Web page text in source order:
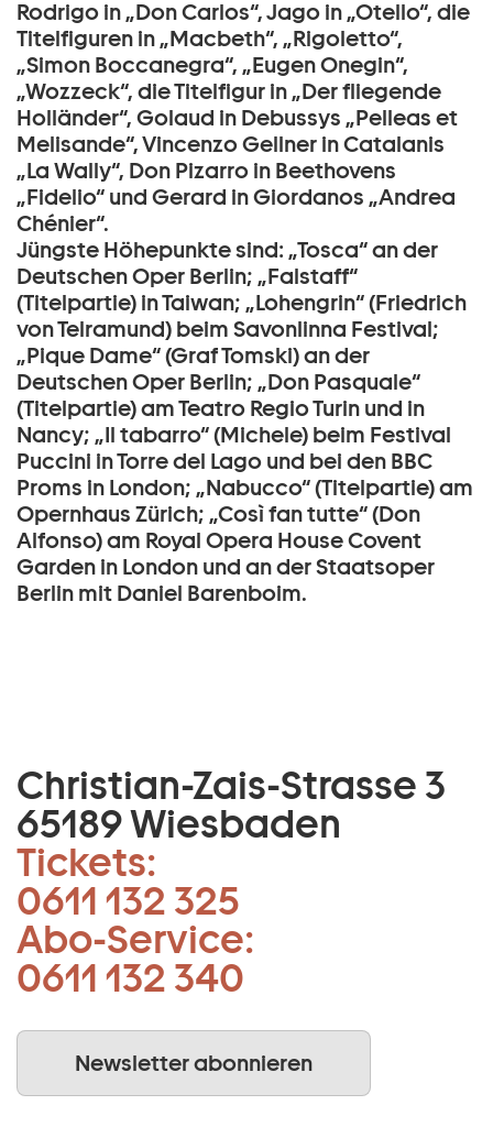
Rodrigo in „Don Carlos“, Jago in „Otello“, die
Titelfiguren in „Macbeth“, „Rigoletto“,
„Simon Boccanegra“, „Eugen Onegin“,
„Wozzeck“, die Titelfigur in „Der fliegende
Holländer“, Golaud in Debussys „Pelleas et
Melisande“, Vincenzo Gellner in Catalanis
„La Wally“, Don Pizarro in Beethovens
„Fidelio“ und Gerard in Giordanos „Andrea
Chénier“.
Jüngste Höhepunkte sind: „Tosca“ an der
Deutschen Oper Berlin; „Falstaff“
(Titelpartie) in Taiwan; „Lohengrin“ (Friedrich
von Telramund) beim Savonlinna Festival;
„Pique Dame“ (Graf Tomski) an der
Deutschen Oper Berlin; „Don Pasquale“
(Titelpartie) am Teatro Regio Turin und in
Nancy; „Il tabarro“ (Michele) beim Festival
Puccini in Torre del Lago und bei den BBC
Proms in London; „Nabucco“ (Titelpartie) am
Opernhaus Zürich; „Così fan tutte“ (Don
Alfonso) am Royal Opera House Covent
Garden in London und an der Staatsoper
Berlin mit Daniel Barenboim.
Christian-Zais-Strasse 3
65189 Wiesbaden
Tickets:
0611 132 325
Abo-Service:
0611 132 340
Newsletter abonnieren